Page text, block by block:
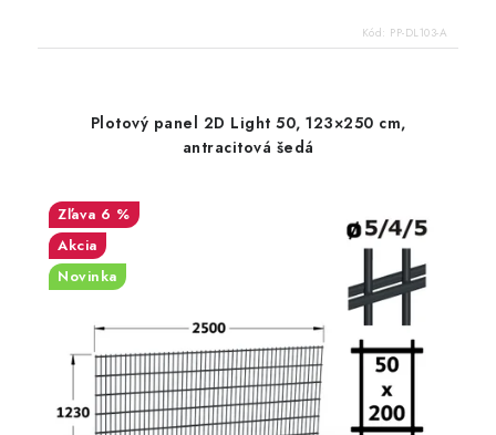
Kód: PP-DL103-A
Plotový panel 2D Light 50, 123×250 cm,
antracitová šedá
6 %
Akcia
Novinka